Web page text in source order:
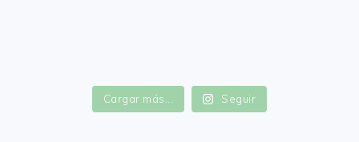
Cargar más... Seguir